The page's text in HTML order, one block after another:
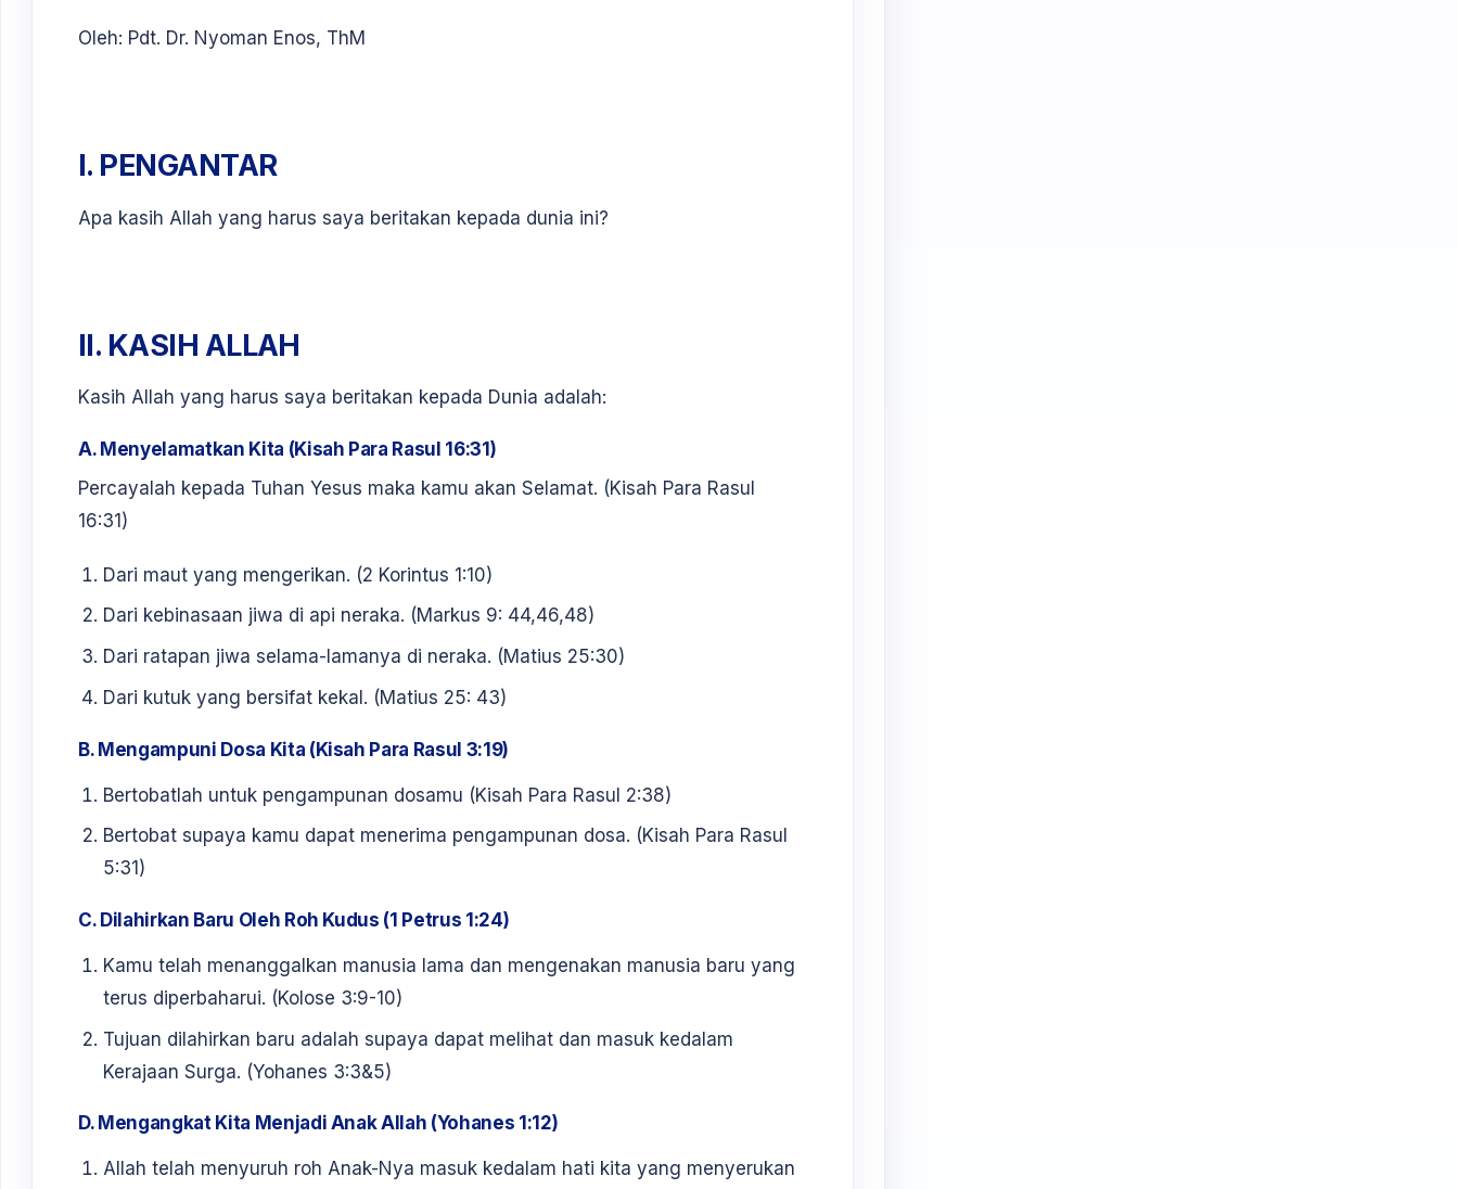
Oleh: Pdt. Dr. Nyoman Enos, ThM
I. PENGANTAR
Apa kasih Allah yang harus saya beritakan kepada dunia ini?
II. KASIH ALLAH
Kasih Allah yang harus saya beritakan kepada Dunia adalah:
A. Menyelamatkan Kita (Kisah Para Rasul 16:31)
Percayalah kepada Tuhan Yesus maka kamu akan Selamat. (Kisah Para Rasul
16:31)
Dari maut yang mengerikan. (2 Korintus 1:10)
Dari kebinasaan jiwa di api neraka. (Markus 9: 44,46,48)
Dari ratapan jiwa selama-lamanya di neraka. (Matius 25:30)
Dari kutuk yang bersifat kekal. (Matius 25: 43)
B. Mengampuni Dosa Kita (Kisah Para Rasul 3:19)
Bertobatlah untuk pengampunan dosamu (Kisah Para Rasul 2:38)
Bertobat supaya kamu dapat menerima pengampunan dosa. (Kisah Para Rasul
5:31)
C. Dilahirkan Baru Oleh Roh Kudus (1 Petrus 1:24)
Kamu telah menanggalkan manusia lama dan mengenakan manusia baru yang
terus diperbaharui. (Kolose 3:9-10)
Tujuan dilahirkan baru adalah supaya dapat melihat dan masuk kedalam
Kerajaan Surga. (Yohanes 3:3&5)
D. Mengangkat Kita Menjadi Anak Allah (Yohanes 1:12)
Allah telah menyuruh roh Anak-Nya masuk kedalam hati kita yang menyerukan